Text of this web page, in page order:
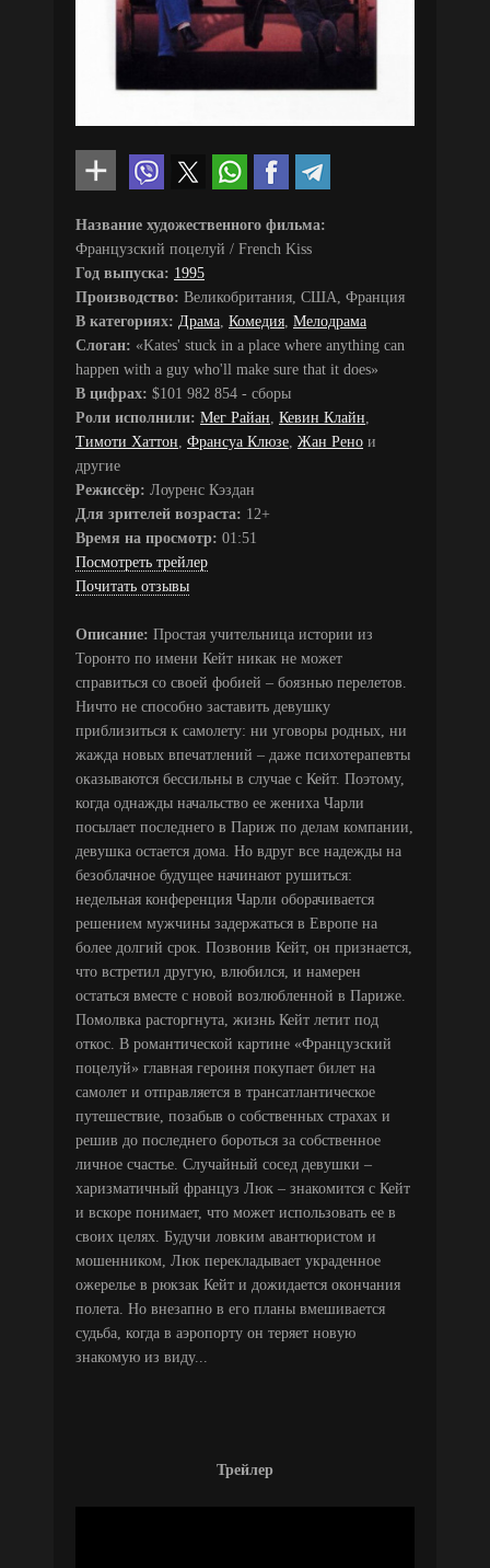
Название художественного фильма:
Французский поцелуй / French Kiss
Год выпуска: 1995
Производство: Великобритания, США, Франция
В категориях: Драма Комедия Мелодрама
Слоган: «Kates' stuck in a place where anything can
happen with a guy who'll make sure that it does»
В цифрах: $101 982 854 - сборы
Роли исполнили: Мег Райан Кевин Клайн
Тимоти Хаттон Франсуа Клюзе Жан Рено и
другие
Режиссёр: Лоуренс Кэздан
Для зрителей возраста: 12+
Время на просмотр: 01:51
Посмотреть трейлер
Почитать отзывы
Описание: Простая учительница истории из
Торонто по имени Кейт никак не может
справиться со своей фобией – боязнью перелетов.
Ничто не способно заставить девушку
приблизиться к самолету: ни уговоры родных, ни
жажда новых впечатлений – даже психотерапевты
оказываются бессильны в случае с Кейт. Поэтому,
когда однажды начальство ее жениха Чарли
посылает последнего в Париж по делам компании,
девушка остается дома. Но вдруг все надежды на
безоблачное будущее начинают рушиться:
недельная конференция Чарли оборачивается
решением мужчины задержаться в Европе на
более долгий срок. Позвонив Кейт, он признается,
что встретил другую, влюбился, и намерен
остаться вместе с новой возлюбленной в Париже.
Помолвка расторгнута, жизнь Кейт летит под
откос. В романтической картине «Французский
поцелуй» главная героиня покупает билет на
самолет и отправляется в трансатлантическое
путешествие, позабыв о собственных страхах и
решив до последнего бороться за собственное
личное счастье. Случайный сосед девушки –
харизматичный француз Люк – знакомится с Кейт
и вскоре понимает, что может использовать ее в
своих целях. Будучи ловким авантюристом и
мошенником, Люк перекладывает украденное
ожерелье в рюкзак Кейт и дожидается окончания
полета. Но внезапно в его планы вмешивается
судьба, когда в аэропорту он теряет новую
знакомую из виду...
Трейлер